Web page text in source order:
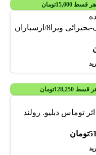
هر قسط 15,000تومان
ویرا8/ارسباران
قسط 128,250تومان
توماس دبلیو. رولند
تومان